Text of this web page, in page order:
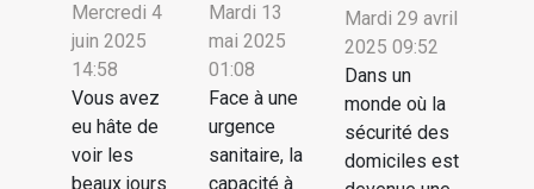
Mercredi 4
juin 2025
14:58
Vous avez
eu hâte de
voir les
beaux jours
Mardi 13
mai 2025
01:08
Face à une
urgence
sanitaire, la
capacité à
Mardi 29 avril
2025 09:52
Dans un
monde où la
sécurité des
domiciles est